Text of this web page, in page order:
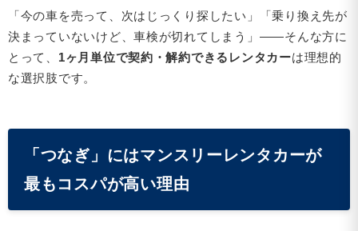
「今の車を売って、次はじっくり探したい」「乗り換え先が
決まっていないけど、車検が切れてしまう」——そんな方に
とって、 1ヶ月単位で契約・解約できるレンタカーは理想的
な選択肢です。
「つなぎ」にはマンスリーレンタカーが
最もコスパが高い理由